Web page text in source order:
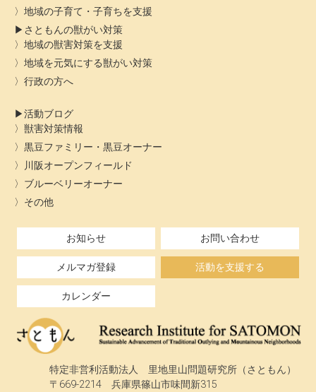
地域の子育て・子育ちを支援
さともんの獣がい対策
地域の獣害対策を支援
地域を元気にする獣がい対策
行政の方へ
活動ブログ
獣害対策情報
黒豆ファミリー・黒豆オーナー
川阪オープンフィールド
ブルーベリーオーナー
その他
お知らせ お問い合わせ
メルマガ登録 活動を支援する
カレンダー
特定非営利活動法人 里地里山問題研究所（さともん）
〒669-2214 兵庫県篠山市味間新315